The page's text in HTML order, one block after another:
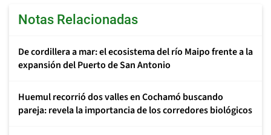
Notas Relacionadas
De cordillera a mar: el ecosistema del río Maipo frente a la
expansión del Puerto de San Antonio
Huemul recorrió dos valles en Cochamó buscando
pareja: revela la importancia de los corredores biológicos